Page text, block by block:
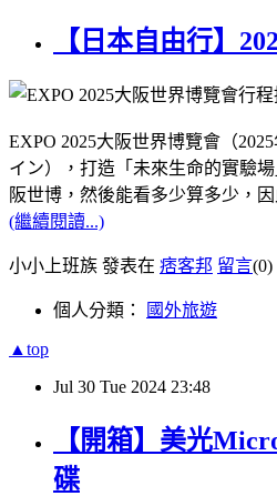
【日本自由行】
EXPO 2025大阪世界博覽會（
イン），打造「未來生命的實驗
阪世博，然後能看多少算多少，
(繼續閱讀...)
小小上班族 發表在 痞客邦 留言(0)
個人分類： 國外旅遊
▲top
Jul 30 Tue 2024 23:48
【開箱】美光
碟